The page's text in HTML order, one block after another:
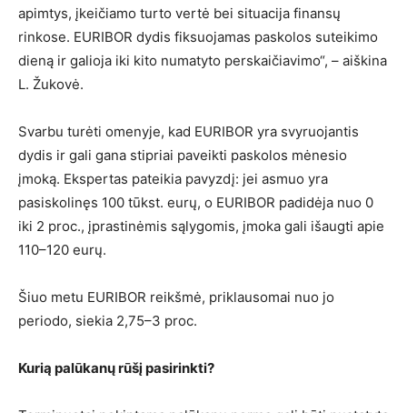
apimtys, įkeičiamo turto vertė bei situacija finansų
rinkose. EURIBOR dydis fiksuojamas paskolos suteikimo
dieną ir galioja iki kito numatyto perskaičiavimo“, – aiškina
L. Žukovė.
Svarbu turėti omenyje, kad EURIBOR yra svyruojantis
dydis ir gali gana stipriai paveikti paskolos mėnesio
įmoką. Ekspertas pateikia pavyzdį: jei asmuo yra
pasiskolinęs 100 tūkst. eurų, o EURIBOR padidėja nuo 0
iki 2 proc., įprastinėmis sąlygomis, įmoka gali išaugti apie
110–120 eurų.
Šiuo metu EURIBOR reikšmė, priklausomai nuo jo
periodo, siekia 2,75–3 proc.
Kurią palūkanų rūšį pasirinkti?